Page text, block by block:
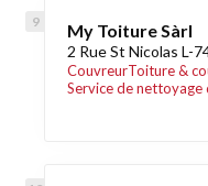
My Toiture Sàrl
2 Rue St Nicolas L-
CouvreurToiture &
Service de